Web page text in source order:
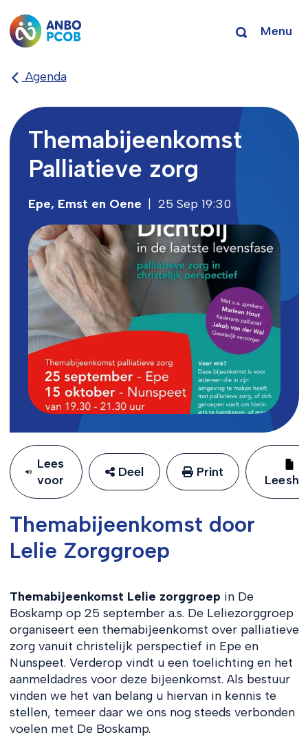
Menu
Agenda
Themabijeenkomst
Palliatieve zorg
Epe, Emst en Oene | 25 Sep 19:30
Lees
voor
Deel Print
Themabijeenkomst door
Lelie Zorggroep
Themabijeenkomst Lelie zorggroep in De
Boskamp op 25 september a.s. De Leliezorggroep
organiseert een themabijeenkomst over palliatieve
zorg vanuit christelijk perspectief in Epe en
Nunspeet. Verderop vindt u een toelichting en het
aanmeldadres voor deze bijeenkomst. Als bestuur
vinden we het van belang u hiervan in kennis te
stellen, temeer daar we ons nog steeds verbonden
voelen met De Boskamp.